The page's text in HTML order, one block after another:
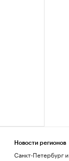
Новости регионов
Санкт-Петербург